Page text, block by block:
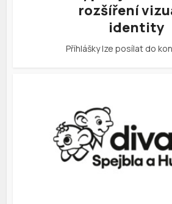
rozšíření
identity
Příhlášky lze posílat do